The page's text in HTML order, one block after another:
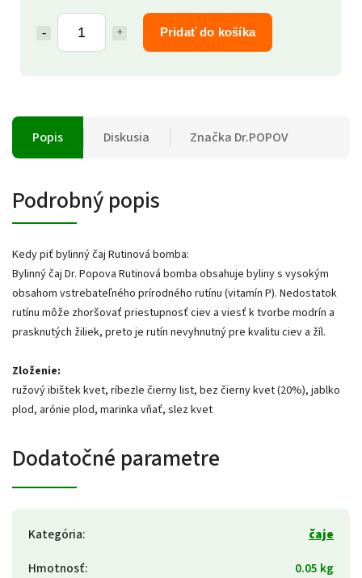
Pridať do košíka
Popis Diskusia Značka Dr.POPOV
Podrobný popis
Kedy piť bylinný čaj Rutinová bomba:
Bylinný čaj Dr. Popova Rutinová bomba obsahuje byliny s vysokým
obsahom vstrebateľného prírodného rutínu (vitamín P). Nedostatok
rutínu môže zhoršovať priestupnosť ciev a viesť k tvorbe modrín a
prasknutých žiliek, preto je rutín nevyhnutný pre kvalitu ciev a žíl.
Zloženie:
ružový ibištek kvet, ríbezle čierny list, bez čierny kvet (20%), jablko
plod, arónie plod, marinka vňať, slez kvet
Dodatočné parametre
Kategória:
čaje
Hmotnosť:
0.05 kg